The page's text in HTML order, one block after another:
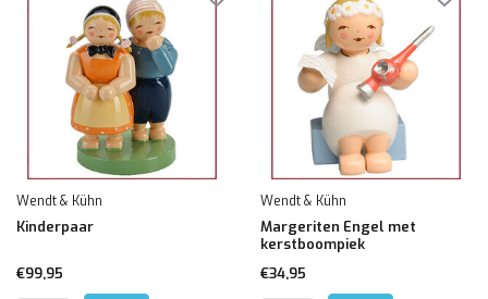
Wendt & Kühn
Kinderpaar
€99,95
Wendt & Kühn
Margeriten Engel met
kerstboompiek
€34,95